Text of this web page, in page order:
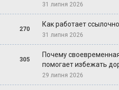
31 липня 2026
270
Как работает
31 липня 2026
305
Почему
помогает избежать
29 липня 2026